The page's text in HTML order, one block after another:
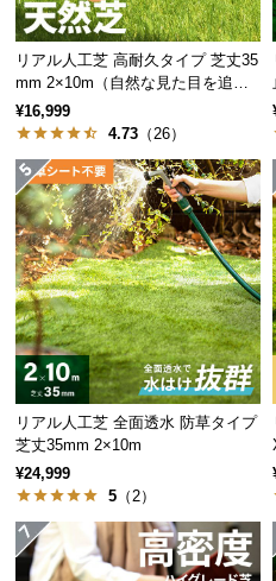
ャ
ン
セ
ル
に
つ
い
て
保
証
に
つ
い
て
員
約
に
密度
一般的な防草シートとの
一般的な防草シート
生地の密度が低いと隙
の高い雑草には効果が
薄い。
リアル人工芝 高耐久タイプ 芝丈35
mm 2×10m（自然な見た目を追
求・U字ピン付属）
¥16,999
4.73 （26）
リアル人工芝 全面透水 防草タイプ
芝丈35mm 2×10m
¥24,999
5 （2）